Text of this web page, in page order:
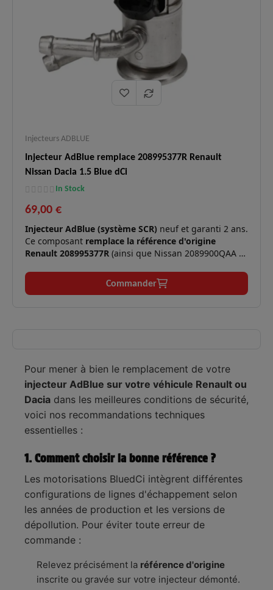
En stock, expédition immédiate,
livraison express 48h.
Injecteurs ADBLUE
Injecteur AdBlue remplace 208995377R Renault
Nissan Dacia 1.5 Blue dCi
In Stock
69,00 €
Injecteur AdBlue (système SCR) neuf et garanti 2 ans.
Ce composant remplace la référence d'origine
Renault 208995377R (ainsi que Nissan 2089900QAA et
des oxydes d'azote sur les motorisations diesel
modernes.
✅
Symptômes
résolus :
pollution allumé ou échec des
contrôles antipollution.
✅
Fiabilité
:
Pièce adaptable strictement conforme aux
spécifications d'origine.
Commander
Pour mener à bien le remplacement de votre
injecteur AdBlue sur votre véhicule Renault ou
Dacia dans les meilleures conditions de sécurité,
voici nos recommandations techniques
essentielles :
1. Comment choisir la bonne référence ?
Les motorisations BluedCi intègrent différentes
configurations de lignes d'échappement selon
les années de production et les versions de
dépollution. Pour éviter toute erreur de
commande :
Relevez précisément la référence d'origine
inscrite ou gravée sur votre injecteur démonté.